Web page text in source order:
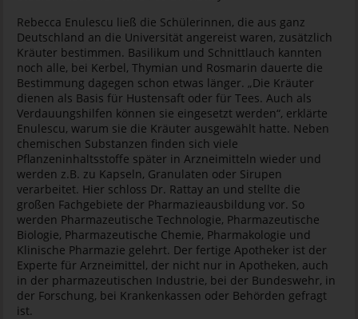
Rebecca Enulescu ließ die Schülerinnen, die aus ganz
Deutschland an die Universität angereist waren, zusätzlich
Kräuter bestimmen. Basilikum und Schnittlauch kannten
noch alle, bei Kerbel, Thymian und Rosmarin dauerte die
Bestimmung dagegen schon etwas länger. „Die Kräuter
dienen als Basis für Hustensaft oder für Tees. Auch als
Verdauungshilfen können sie eingesetzt werden“, erklärte
Enulescu, warum sie die Kräuter ausgewählt hatte. Neben
chemischen Substanzen finden sich viele
Pflanzeninhaltsstoffe später in Arzneimitteln wieder und
werden z.B. zu Kapseln, Granulaten oder Sirupen
verarbeitet. Hier schloss Dr. Rattay an und stellte die
großen Fachgebiete der Pharmazieausbildung vor. So
werden Pharmazeutische Technologie, Pharmazeutische
Biologie, Pharmazeutische Chemie, Pharmakologie und
Klinische Pharmazie gelehrt. Der fertige Apotheker ist der
Experte für Arzneimittel, der nicht nur in Apotheken, auch
in der pharmazeutischen Industrie, bei der Bundeswehr, in
der Forschung, bei Krankenkassen oder Behörden gefragt
ist.